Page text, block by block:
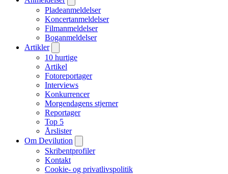
Pladeanmeldelser
Koncertanmeldelser
Filmanmeldelser
Boganmeldelser
Artikler
10 hurtige
Artikel
Fotoreportager
Interviews
Konkurrencer
Morgendagens stjerner
Reportager
Top 5
Årslister
Om Devilution
Skribentprofiler
Kontakt
Cookie- og privatlivspolitik